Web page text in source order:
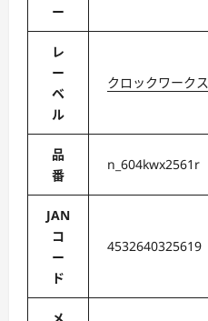
ー
レ
ー
ベ
ル
クロックワークス
品
番
n_604kwx2561r
JAN
コ
ー
ド
4532640325619